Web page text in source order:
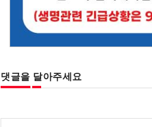
댓글을 달아주세요